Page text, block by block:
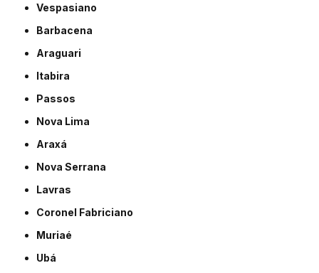
Vespasiano
Barbacena
Araguari
Itabira
Passos
Nova Lima
Araxá
Nova Serrana
Lavras
Coronel Fabriciano
Muriaé
Ubá